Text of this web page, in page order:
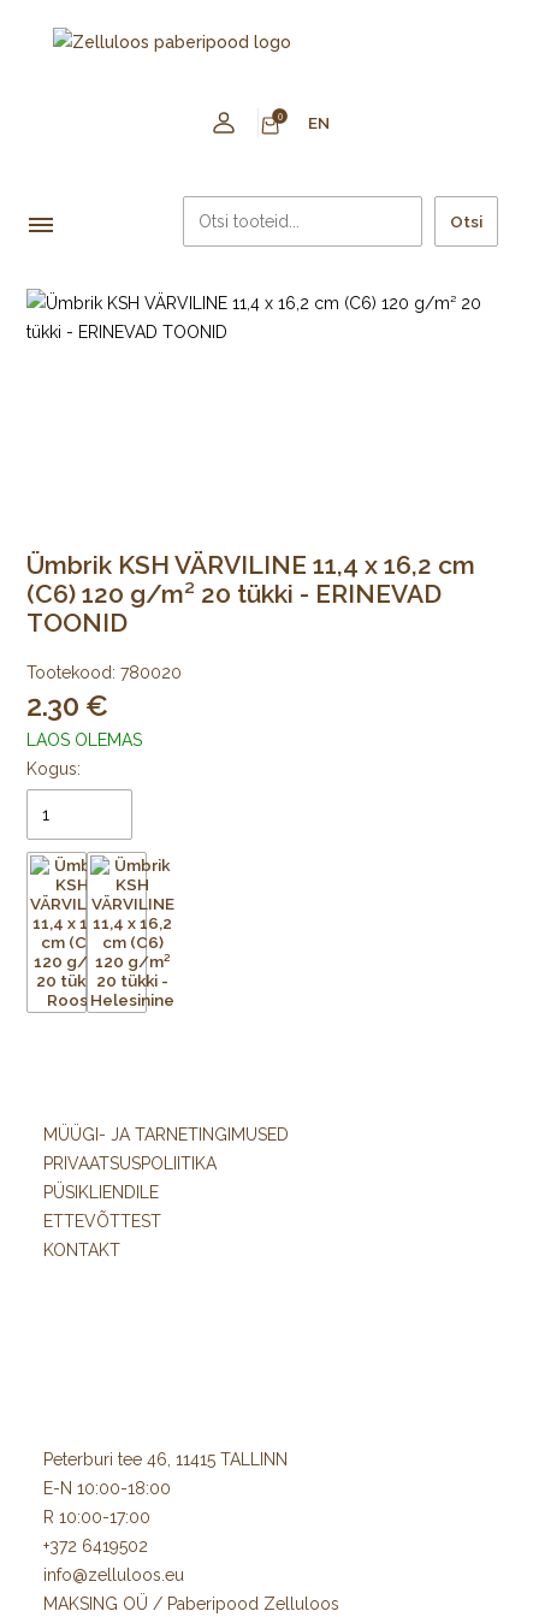
0 EN
Otsi
Ümbrik KSH VÄRVILINE 11,4 x 16,2 cm
(C6) 120 g/m² 20 tükki - ERINEVAD
TOONID
Tootekood: 780020
2.30
LAOS OLEMAS
Kogus:
MÜÜGI- JA TARNETINGIMUSED
PRIVAATSUSPOLIITIKA
PÜSIKLIENDILE
ETTEVÕTTEST
KONTAKT
Peterburi tee 46, 11415 TALLINN
E-N 10:00-18:00
R 10:00-17:00
+372 6419502
info@zelluloos.eu
MAKSING OÜ / Paberipood Zelluloos